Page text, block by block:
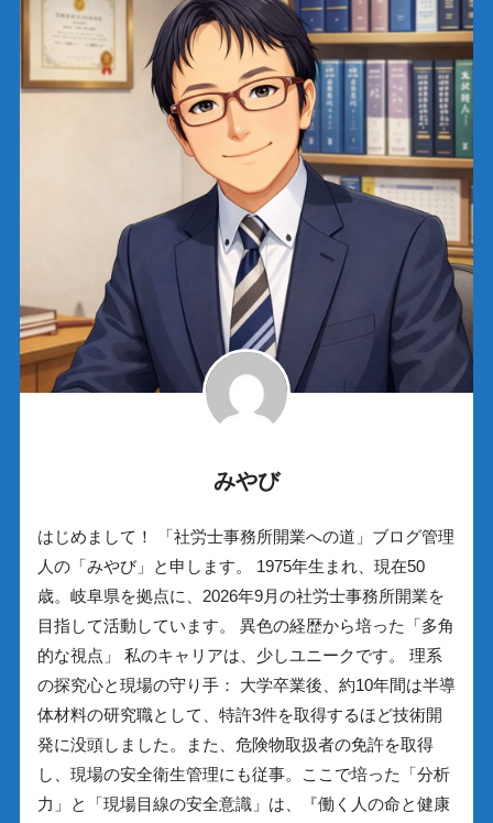
みやび
はじめまして！ 「社労士事務所開業への道」ブログ管理
人の「みやび」と申します。 1975年生まれ、現在50
歳。岐阜県を拠点に、2026年9月の社労士事務所開業を
目指して活動しています。 異色の経歴から培った「多角
的な視点」 私のキャリアは、少しユニークです。 理系
の探究心と現場の守り手： 大学卒業後、約10年間は半導
体材料の研究職として、特許3件を取得するほど技術開
発に没頭しました。また、危険物取扱者の免許を取得
し、現場の安全衛生管理にも従事。ここで培った「分析
力」と「現場目線の安全意識」は、『働く人の命と健康